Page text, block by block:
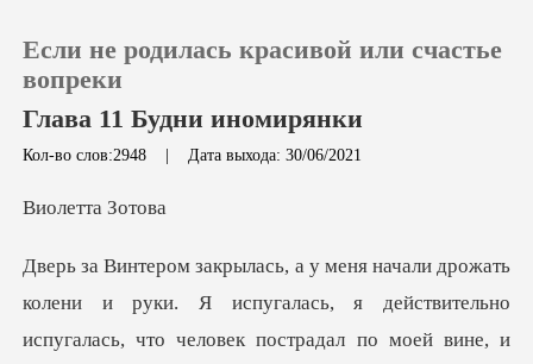
История чтения
Если не родилась красивой или счастье
вопреки
Глава 11 Будни иномирянки
Кол-во слов:2948 | Дата выхода: 30/06/2021
тта З
то человек пострадал по моей вине, и